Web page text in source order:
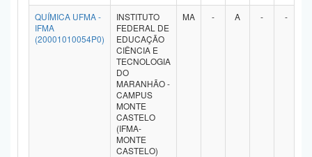
QUÍMICA UFMA -
IFMA
(20001010054P0)
INSTITUTO
FEDERAL DE
EDUCAÇÃO
CIÊNCIA E
TECNOLOGIA
DO
MARANHÃO -
CAMPUS
MONTE
CASTELO
(IFMA-
MONTE
CASTELO)
MA - A - -